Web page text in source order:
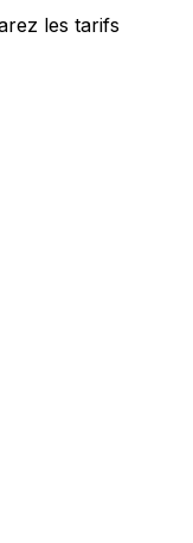
les tarifs